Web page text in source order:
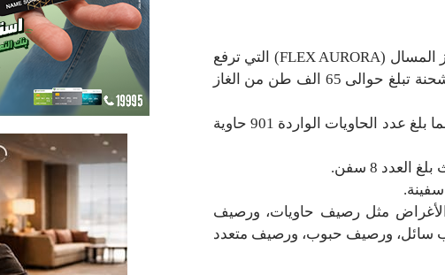
وذكر المركز الإعلامي أن ميناء دمياط استقبل خلال الفترة سالفة الذكر ناقلة الغاز المسال (FLEX AURORA) التي ترفع
علم جزر المارشال، ويبلغ طولها 297 مترا وبعرض 46 مترا، وذلك لتقوم بتحميل شحنة تبلغ حوالى 65 الف طن من الغاز
وقال المركز الإعلامي إن حركة الصادر من الحاويات بلغت 4322 حاوية مكافئة، بينما بلغ عدد الحاويات الواردة 901 حاوية
8 سفن.
الأغراض مثل رصيف حاويات، ورصيف
سائل، ورصيف حبوب، ورصيف متعدد